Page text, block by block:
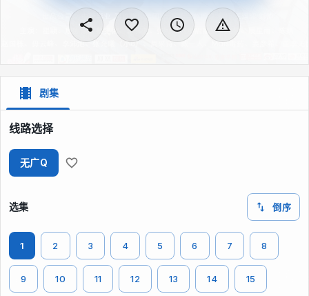
剧集
线路选择
无广Q
选集 倒序
1 2 3 4 5 6 7 8
9 10 11 12 13 14 15